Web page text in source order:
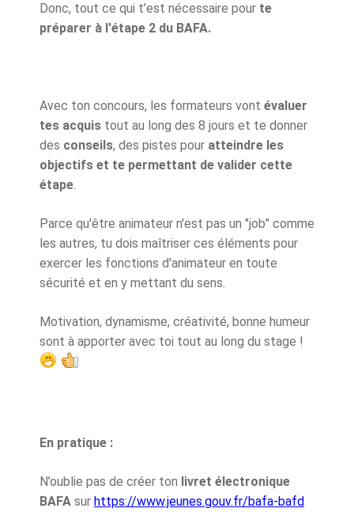
Donc, tout ce qui t’est nécessaire pour te
préparer à l'étape 2 du BAFA.
Avec ton concours, les formateurs vont évaluer
tes acquis tout au long des 8 jours et te donner
des conseils, des pistes pour atteindre les
objectifs et te permettant de valider cette
étape.
Parce qu'être animateur n'est pas un "job" comme
les autres, tu dois maîtriser ces éléments pour
exercer les fonctions d'animateur en toute
sécurité et en y mettant du sens.
Motivation, dynamisme, créativité, bonne humeur
sont à apporter avec toi tout au long du stage !
En pratique :
N’oublie pas de créer ton livret électronique
BAFA sur https://www.jeunes.gouv.fr/bafa-bafd